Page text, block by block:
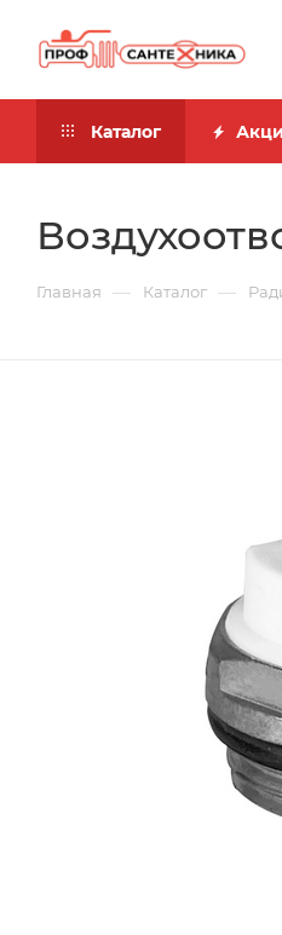
Каталог
Главная — Каталог —